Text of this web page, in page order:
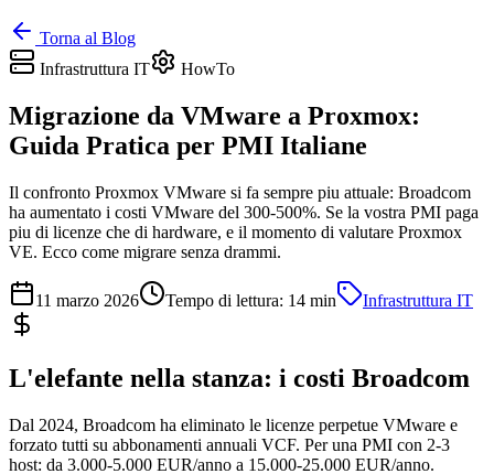
Torna al Blog
Infrastruttura IT
HowTo
Migrazione da VMware a Proxmox:
Guida Pratica per PMI Italiane
Il confronto Proxmox VMware si fa sempre piu attuale: Broadcom
ha aumentato i costi VMware del 300-500%. Se la vostra PMI paga
piu di licenze che di hardware, e il momento di valutare Proxmox
VE. Ecco come migrare senza drammi.
11 marzo 2026 Tempo di lettura: 14 min Infrastruttura IT
L'elefante nella stanza: i costi Broadcom
Dal 2024, Broadcom ha eliminato le licenze perpetue VMware e
forzato tutti su abbonamenti annuali VCF. Per una PMI con 2-3
host: da 3.000-5.000 EUR/anno a 15.000-25.000 EUR/anno.